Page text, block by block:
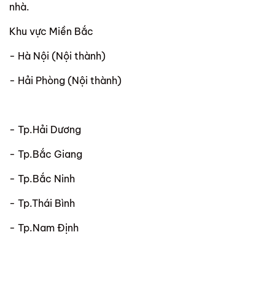
nhà.
Khu vực Miền Bắc
- Hà Nội (Nội thành)
- Hải Phòng (Nội thành)
- Tp.Hải Dương
- Tp.Bắc Giang
- Tp.Bắc Ninh
- Tp.Thái Bình
- Tp.Nam Định